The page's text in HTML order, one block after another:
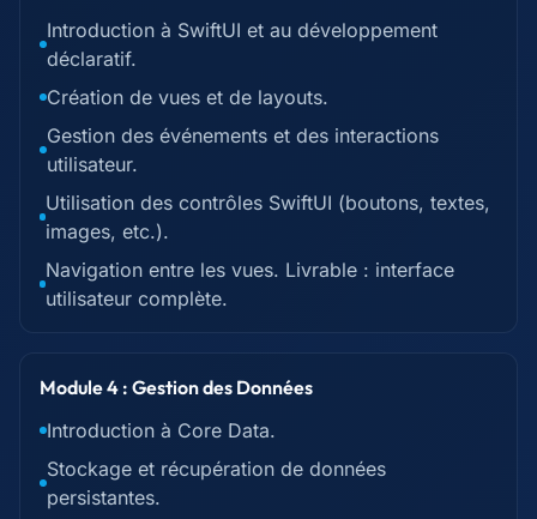
Introduction à SwiftUI et au développement
déclaratif.
Création de vues et de layouts.
Gestion des événements et des interactions
utilisateur.
Utilisation des contrôles SwiftUI (boutons, textes,
images, etc.).
Navigation entre les vues. Livrable : interface
utilisateur complète.
Module 4 : Gestion des Données
Introduction à Core Data.
Stockage et récupération de données
persistantes.